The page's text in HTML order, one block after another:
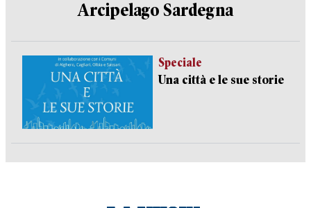
Arcipelago Sardegna
Speciale
Una città e le sue storie